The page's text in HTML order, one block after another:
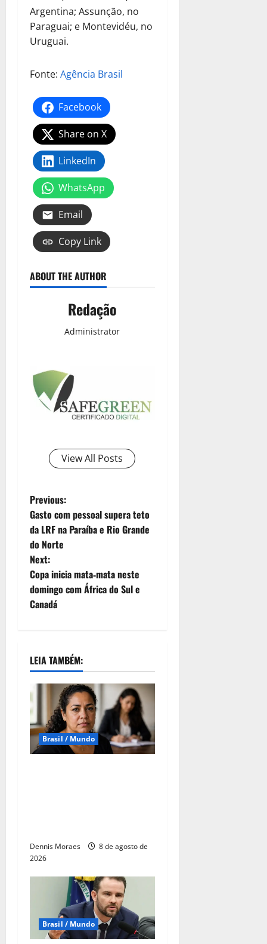
Argentina; Assunção, no
Paraguai; e Montevidéu, no
Uruguai.
Fonte: Agência Brasil
Facebook
Share on X
LinkedIn
WhatsApp
Email
Copy Link
ABOUT THE AUTHOR
Redação
Administrator
View All Posts
Previous:
Gasto com pessoal supera teto
da LRF na Paraíba e Rio Grande
do Norte
Next:
Copa inicia mata‑mata neste
domingo com África do Sul e
Canadá
LEIA TAMBÉM:
Brasil / Mundo
Dennis Moraes
8 de agosto de
2026
Brasil / Mundo